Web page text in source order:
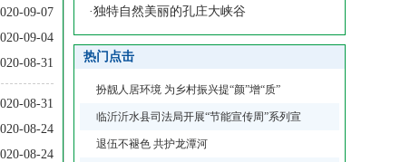
09-07
09-04
08-31
08-31
08-24
08-24
区环
·独特自然美丽的孔庄大峡谷
热门点击
扮靓人居环境 为乡村振兴提“颜”增“质”
临沂沂水县司法局开展“节能宣传周”系列宣
退伍不褪色 共护龙潭河